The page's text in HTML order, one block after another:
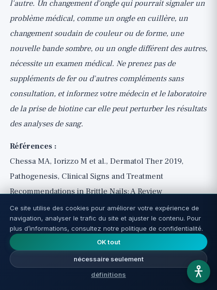
l'autre. Un changement d'ongle qui pourrait signaler un
problème médical, comme un ongle en cuillère, un
changement soudain de couleur ou de forme, une
nouvelle bande sombre, ou un ongle différent des autres,
nécessite un examen médical. Ne prenez pas de
suppléments de fer ou d'autres compléments sans
consultation, et informez votre médecin et le laboratoire
de la prise de biotine car elle peut perturber les résultats
des analyses de sang.
Références :
Chessa MA, Iorizzo M et al., Dermatol Ther 2019,
Pathogenesis, Clinical Signs and Treatment
Recommendations in Brittle Nails: A Review
Lipner SR, Scher RK, J Dermatolog Treat 2017, Biotin
for the treatment of nail disease: what is the evidence?
Fawcett RS et al., Am Fam Physician 2004, Nail
Abnormalities: Clues to Systemic Disease
Ce site utilise des cookies pour améliorer votre expérience de
navigation, analyser le trafic du site et ajuster le contenu. Pour
plus d’informations, consultez notre politique de confidentialité.
OK tout
nécessaire seulement
définitions